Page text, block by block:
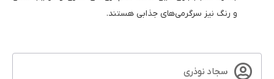
و رنگ نیز سرگرمی‌های جذابی هستند.
سجاد نوذری